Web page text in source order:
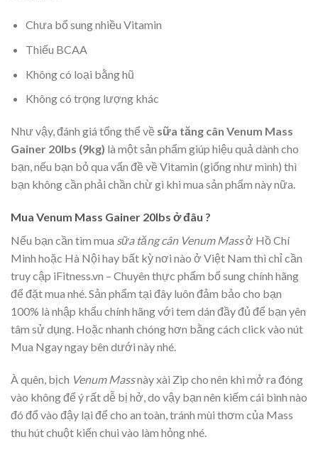
Chưa bổ sung nhiều Vitamin
Thiếu BCAA
Không có loại bằng hũ
Không có trọng lượng khác
Như vậy, đánh giá tổng thể về sữa tăng cân Venum Mass
Gainer 20lbs (9kg) là một sản phẩm giúp hiệu quả dành cho
bạn, nếu bạn bỏ qua vấn đề về Vitamin (giống như mình) thì
bạn không cần phải chần chừ gì khi mua sản phẩm này nữa.
Mua Venum Mass Gainer 20lbs ở đâu ?
Nếu bạn cần tìm mua sữa tăng cân Venum Massở Hồ Chí
Minh hoặc Hà Nội hay bất kỳ nơi nào ở Việt Nam thì chỉ cần
truy cập iFitness.vn – Chuyên thực phẩm bổ sung chính hãng
để đặt mua nhé. Sản phẩm tại đây luôn đảm bảo cho bạn
100% là nhập khẩu chính hãng với tem dán đầy đủ để bạn yên
tâm sử dụng. Hoặc nhanh chóng hơn bằng cách click vào nút
Mua Ngayngay bên dưới này nhé.
À quên, bịch Venum Massnày xài Zip cho nên khi mở ra đóng
vào không để ý rất dễ bị hở, do vậy bạn nên kiếm cái bình nào
đó đổ vào đậy lại để cho an toàn, tránh mùi thơm của Mass
thu hút chuột kiến chui vào làm hỏng nhé.